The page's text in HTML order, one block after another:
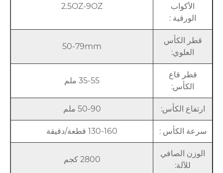
الأكواب
الورقية :
2.5OZ-9OZ
قطر الكأس
العلوي:
50-79mm
قطر قاع
الكأس:
35-55 ملم
ارتفاع الكأس: 50-90 ملم
سرعة الكأس : 130-160 قطعة/دقيقة
الوزن الصافي
للآلة:
2800 كجم